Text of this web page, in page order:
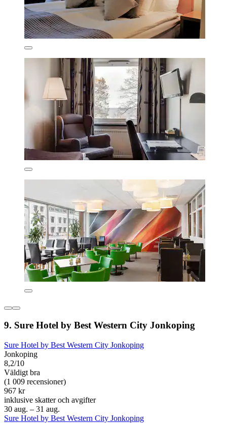
9. Sure Hotel by Best Western City Jonkoping
Sure Hotel by Best Western City Jonkoping
Jonkoping
8,2/10
Väldigt bra
(1 009 recensioner)
967 kr
inklusive skatter och avgifter
30 aug. – 31 aug.
Sure Hotel by Best Western City Jonkoping